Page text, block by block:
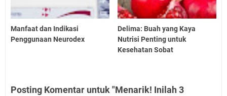
Manfaat dan Indikasi
Penggunaan Neurodex
Delima: Buah yang Kaya
Nutrisi Penting untuk
Kesehatan Sobat
Posting Komentar untuk "Menarik! Inilah 3